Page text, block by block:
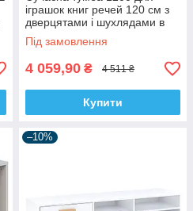
іграшок книг речей 120 см з
дверцятами і шухлядами в
дитячу кімнату Маріо Світ
Меблів кашемір + дуб сонома
Під замовлення
4 059,90 ₴ 4 511 ₴
Купити
–10%